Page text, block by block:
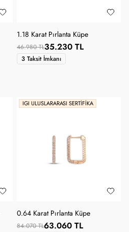
1.18 Karat Pırlanta Küpe
46.980 TL35.230 TL
3 Taksit İmkanı
IGI ULUSLARARASI SERTIFIKA
0.64 Karat Pırlanta Küpe
84.070 TL63.060 TL